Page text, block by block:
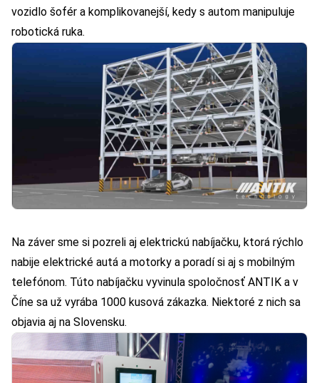
vozidlo šofér a komplikovanejší, kedy s autom manipuluje
robotická ruka.
Na záver sme si pozreli aj elektrickú nabíjačku, ktorá rýchlo
nabije elektrické autá a motorky a poradí si aj s mobilným
telefónom. Túto nabíjačku vyvinula spoločnosť ANTIK a v
Číne sa už vyrába 1000 kusová zákazka. Niektoré z nich sa
objavia aj na Slovensku.